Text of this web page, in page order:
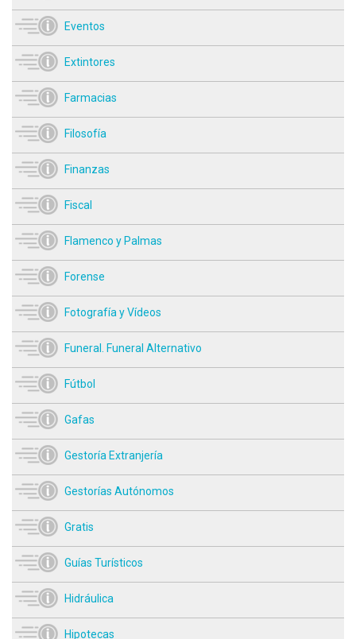
Eventos
Extintores
Farmacias
Filosofía
Finanzas
Fiscal
Flamenco y Palmas
Forense
Fotografía y Vídeos
Funeral. Funeral Alternativo
Fútbol
Gafas
Gestoría Extranjería
Gestorías Autónomos
Gratis
Guías Turísticos
Hidráulica
Hipotecas